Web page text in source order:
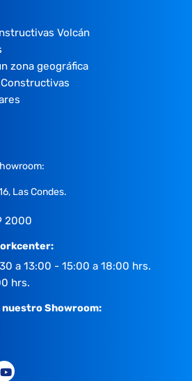
Volcán
zona geográfica
Las Condes.
2000
a 13:00 - 15:00 a 18:00 hrs.
hrs.
nuestro Showroom: